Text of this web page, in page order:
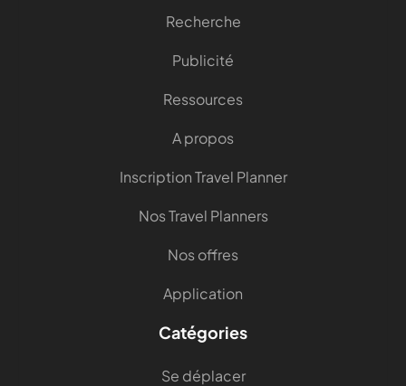
Recherche
Publicité
Ressources
A propos
Inscription Travel Planner
Nos Travel Planners
Nos offres
Application
Catégories
Se déplacer